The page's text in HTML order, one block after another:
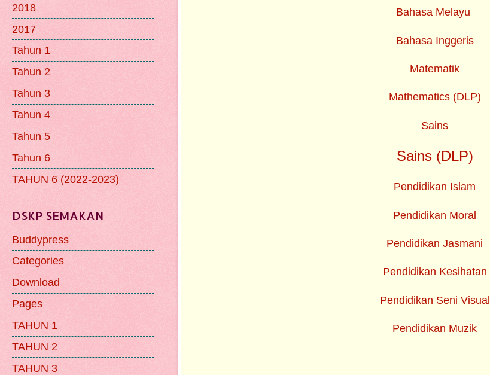
Bahasa Melayu
Bahasa Inggeris
Matematik
Mathematics (DLP)
Sains
Sains (DLP)
Pendidikan Islam
Pendidikan Moral
Pendidikan Jasmani
Pendidikan Kesihatan
Pendidikan Seni Visual
Pendidikan Muzik
2018
2017
Tahun 1
Tahun 2
Tahun 3
Tahun 4
Tahun 5
Tahun 6
TAHUN 6 (2022-2023)
DSKP SEMAKAN
Buddypress
Categories
Download
Pages
TAHUN 1
TAHUN 2
TAHUN 3